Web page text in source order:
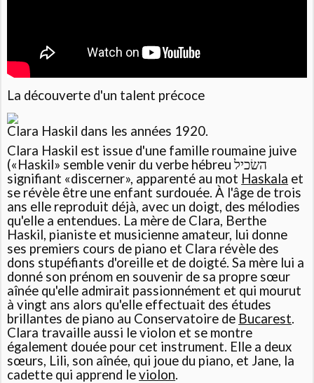
La découverte d'un talent précoce
Clara Haskil dans les années 1920.
Clara Haskil est issue d'une famille roumaine juive
(«Haskil» semble venir du verbe hébreu השׂכיל
signifiant «discerner», apparenté au mot Haskala et
se révèle être une enfant surdouée. À l'âge de trois
ans elle reproduit déjà, avec un doigt, des mélodies
qu'elle a entendues. La mère de Clara, Berthe
Haskil, pianiste et musicienne amateur, lui donne
ses premiers cours de piano et Clara révèle des
dons stupéfiants d'oreille et de doigté. Sa mère lui a
donné son prénom en souvenir de sa propre sœur
aînée qu'elle admirait passionnément et qui mourut
à vingt ans alors qu'elle effectuait des études
brillantes de piano au Conservatoire de Bucarest.
Clara travaille aussi le violon et se montre
également douée pour cet instrument. Elle a deux
sœurs, Lili, son aînée, qui joue du piano, et Jane, la
cadette qui apprend leviolon.